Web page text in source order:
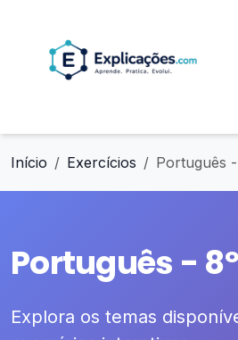
Início Exercícios Português
Português -
Explora os temas